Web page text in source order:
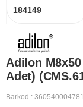
184149
Adilon
Adet)
Barkod :